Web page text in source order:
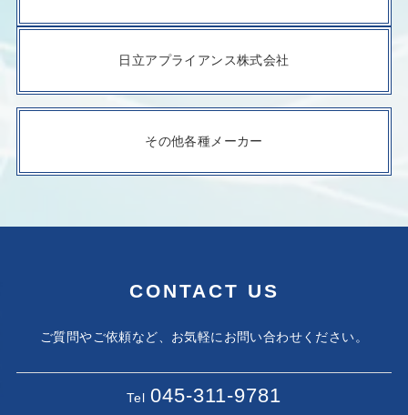
日立アプライアンス株式会社
その他各種メーカー
CONTACT US
ご質問やご依頼など、お気軽にお問い合わせください。
Tel 045-311-9781